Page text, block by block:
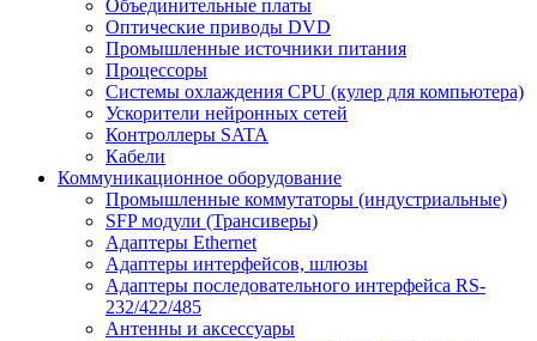
Объединительные платы
Оптические приводы DVD
Промышленные источники питания
Процессоры
Системы охлаждения CPU (кулер для компьютера)
Ускорители нейронных сетей
Контроллеры SATA
Кабели
Коммуникационное оборудование
Промышленные коммутаторы (индустриальные)
SFP модули (Трансиверы)
Адаптеры Ethernet
Адаптеры интерфейсов, шлюзы
Адаптеры последовательного интерфейса RS-
232/422/485
Антенны и аксессуары